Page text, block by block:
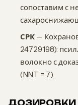
сопоставим с
СРК —
24729198):
волокно с
(NNT = 7).